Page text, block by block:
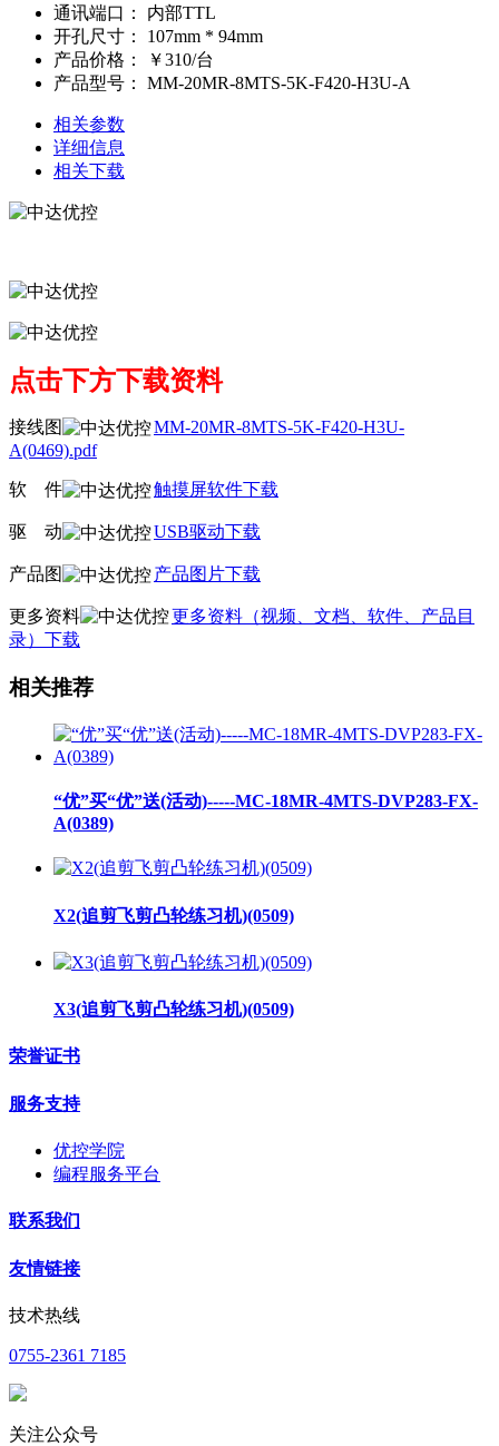
通讯端口：
内部TTL
开孔尺寸：
107mm * 94mm
产品价格：
￥310/台
产品型号：
MM-20MR-8MTS-5K-F420-H3U-A
相关参数
详细信息
相关下载
点击下方下载资料
接线图
MM-20MR-8MTS-5K-F420-H3U-
A(0469).pdf
软 件 触摸屏软件下载
驱 动 USB驱动下载
产品图 产品图片下载
更多资料
更多资料（视频、文档、软件、产品目
录）下载
相关推荐
“优”买“优”送(活动)-----MC-18MR-4MTS-DVP283-FX-
A(0389)
X2(追剪飞剪凸轮练习机)(0509)
X3(追剪飞剪凸轮练习机)(0509)
荣誉证书
服务支持
优控学院
编程服务平台
联系我们
友情链接
技术热线
0755-2361 7185
关注公众号